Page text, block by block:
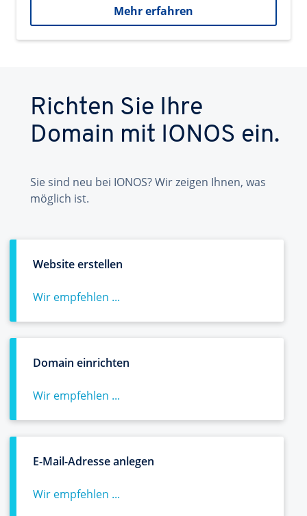
Mehr erfahren
Richten Sie Ihre
Domain mit IONOS ein.
Sie sind neu bei IONOS? Wir zeigen Ihnen, was
möglich ist.
Website erstellen
Wir empfehlen ...
Domain einrichten
Wir empfehlen ...
E-Mail-Adresse anlegen
Wir empfehlen ...